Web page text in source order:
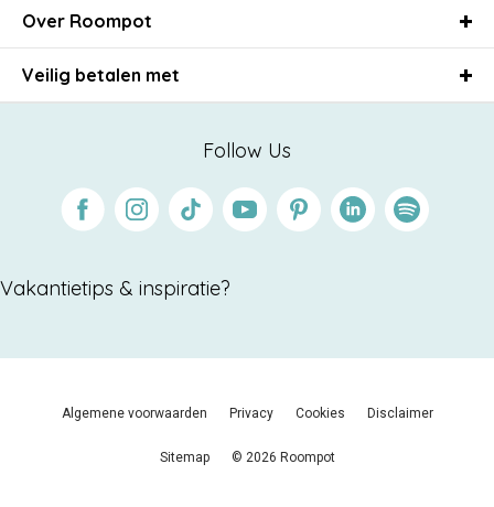
Follow Us
FacebookInstagram
Tiktok YoutubePinterestLinkedinSpotify
Vakantietips & inspiratie?
Over Roompot
Veilig betalen met
Algemene voorwaarden Privacy Cookies Disclaimer
Sitemap © 2026 Roompot